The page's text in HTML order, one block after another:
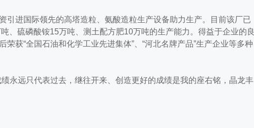
进国际领先的高塔造粒、氨酸造粒生产设备助力生产。目前该厂已
、硫磷酸铵15万吨、测土配方肥10万吨的生产能力。得益于企业的良
获“全国石油和化学工业先进集体”、“河北名牌产品”生产企业等多种
远只代表过去，继往开来、创造更好的成绩是我的座右铭，晶龙丰